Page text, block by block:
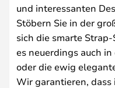
und interessanten
Stöbern Sie in der
sich die smarte
es neuerdings auch
oder die ewig
Wir garantieren,